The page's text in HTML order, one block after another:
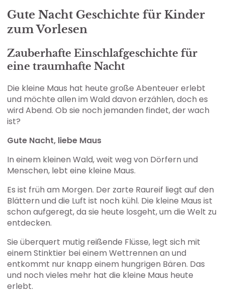
Gute Nacht Geschichte für Kinder
zum Vorlesen
Zauberhafte Einschlafgeschichte für
eine traumhafte Nacht
Die kleine Maus hat heute große Abenteuer erlebt
und möchte allen im Wald davon erzählen, doch es
wird Abend. Ob sie noch jemanden findet, der wach
ist?
Gute Nacht, liebe Maus
In einem kleinen Wald, weit weg von Dörfern und
Menschen, lebt eine kleine Maus.
Es ist früh am Morgen. Der zarte Raureif liegt auf den
Blättern und die Luft ist noch kühl. Die kleine Maus ist
schon aufgeregt, da sie heute losgeht, um die Welt zu
entdecken.
Sie überquert mutig reißende Flüsse, legt sich mit
einem Stinktier bei einem Wettrennen an und
entkommt nur knapp einem hungrigen Bären. Das
und noch vieles mehr hat die kleine Maus heute
erlebt.